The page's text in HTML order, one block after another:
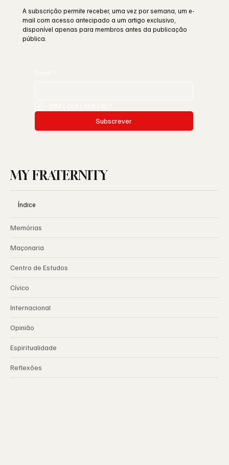
A subscrição permite receber, uma vez por semana, um e-
mail com acesso antecipado a um artigo exclusivo,
disponível apenas para membros antes da publicação
pública.
Subscrever
MY FRATERNITY
Índice
Memórias
Maçonaria
Centro de Estudos
Cívico
Internacional
Opinião
Espiritualidade
Reflexões